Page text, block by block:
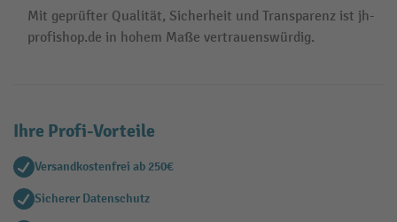
Mit geprüfter Qualität, Sicherheit und Transparenz ist jh-
profishop.de in hohem Maße vertrauenswürdig.
Ihre Profi-Vorteile
Versandkostenfrei ab 250€
Sicherer Datenschutz